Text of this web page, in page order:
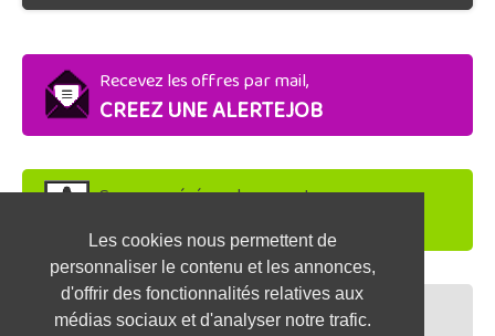
Les cookies nous permettent de
personnaliser le contenu et les annonces,
d'offrir des fonctionnalités relatives aux
médias sociaux et d'analyser notre trafic.
Recevez les offres par mail,
CREEZ UNE ALERTEJOB
Soyez repéré par les recruteurs,
DEPOSEZ VOTRE CV
Préparez vos entretiens,